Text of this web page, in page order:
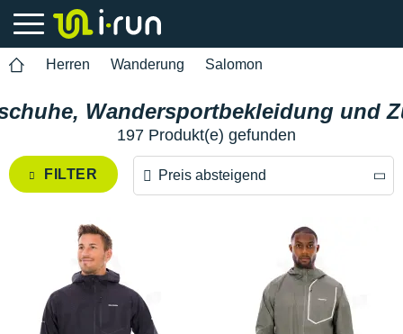
Herren Wanderung Salomon
Wandersportbekleidung und
197 Produkt(e) gefunden
FILTER Preis absteigend